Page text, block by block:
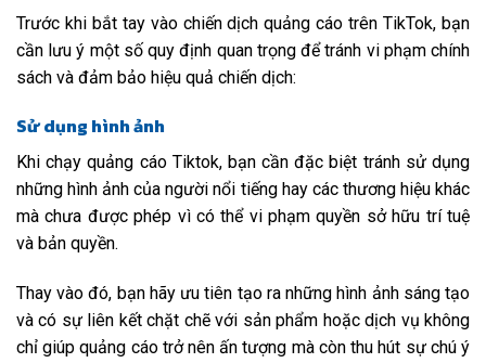
Trước khi bắt tay vào chiến dịch quảng cáo trên TikTok, bạn
cần lưu ý một số quy định quan trọng để tránh vi phạm chính
sách và đảm bảo hiệu quả chiến dịch:
Sử dụng hình ảnh
Khi chạy quảng cáo Tiktok, bạn cần đặc biệt tránh sử dụng
những hình ảnh của người nổi tiếng hay các thương hiệu khác
mà chưa được phép vì có thể vi phạm quyền sở hữu trí tuệ
và bản quyền.
Thay vào đó, bạn hãy ưu tiên tạo ra những hình ảnh sáng tạo
và có sự liên kết chặt chẽ với sản phẩm hoặc dịch vụ không
chỉ giúp quảng cáo trở nên ấn tượng mà còn thu hút sự chú ý